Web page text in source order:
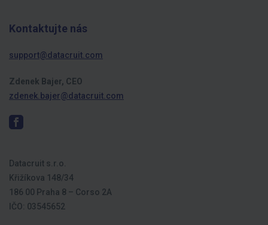
Kontaktujte nás
support@datacruit.com
Zdenek Bajer, CEO
zdenek.bajer@datacruit.com
Datacruit s.r.o.
Křižíkova 148/34
186 00 Praha 8 – Corso 2A
IČO: 03545652